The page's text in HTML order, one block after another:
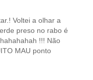
Voltei a olhar a
preso no rabo é
!!! Não
MAU ponto